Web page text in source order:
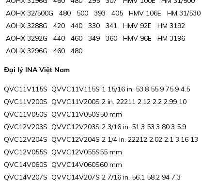
AOHX 32/500G 480 500 393 405 HMV 106E HM 31/530
AOHX 3288G 420 440 330 341 HMV 92E HM 3192
AOHX 3292G 440 460 349 360 HMV 96E HM 3196
AOHX 3296G 460 480
Đại lý INA Việt Nam
QVC11V115S QVVC11V115S 1 15/16 in. 53.8 55.9 75.9 4.5
QVC11V200S QVVC11V200S 2 in. 22211 2.12 2.2 2.99 10
QVC11V050S QVVC11V050S50 mm
QVC12V203S QVVC12V203S 2 3/16 in. 51.3 53.3 80.3 5.9
QVC12V204S QVVC12V204S 2 1/4 in. 22212 2.02 2.1 3.16 13
QVC12V055S QVVC12V055S55 mm
QVC14V060S QVVC14V060S60 mm
QVC14V207S QVVC14V207S 2 7/16 in. 56.1 58.2 94 7.3